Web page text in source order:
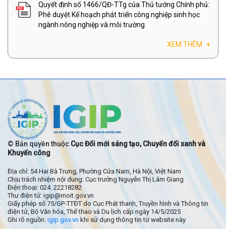
Quyết định số 1466/QĐ-TTg của Thủ tướng Chính phủ:
Phê duyệt Kế hoạch phát triển công nghiệp sinh học
ngành nông nghiệp và môi trường
XEM THÊM +
© Bản quyền thuộc Cục Đổi mới sáng tạo, Chuyển đổi xanh và
Khuyến công
Địa chỉ: 54 Hai Bà Trưng, Phường Cửa Nam, Hà Nội, Việt Nam
Chịu trách nhiệm nội dung: Cục trưởng Nguyễn Thị Lâm Giang
Điện thoại: 024. 22218282
Thư điện tử: igip@moit.gov.vn
Giấy phép số 75/GP-TTĐT do Cục Phát thanh, Truyền hình và Thông tin
điện tử, Bộ Văn hóa, Thể thao và Du lịch cấp ngày 14/5/2025
Ghi rõ nguồn: igip.gov.vn khi sử dụng thông tin từ website này